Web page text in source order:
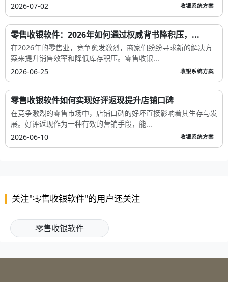
2026-07-02
收银系统方案
零售收银软件：2026年如何通过权威背书降积压，...
在2026年的零售业，竞争愈发激烈，商家们纷纷寻求新的解决方
案来提升销售效率和降低库存积压。零售收银...
2026-06-25
收银系统方案
零售收银软件如何实现好评返现提升店铺口碑
在竞争激烈的零售市场中，店铺口碑的好坏直接影响着其生存与发
展。好评返现作为一种有效的营销手段，能...
2026-06-10
收银系统方案
关注"零售收银软件"的用户还关注
零售收银软件